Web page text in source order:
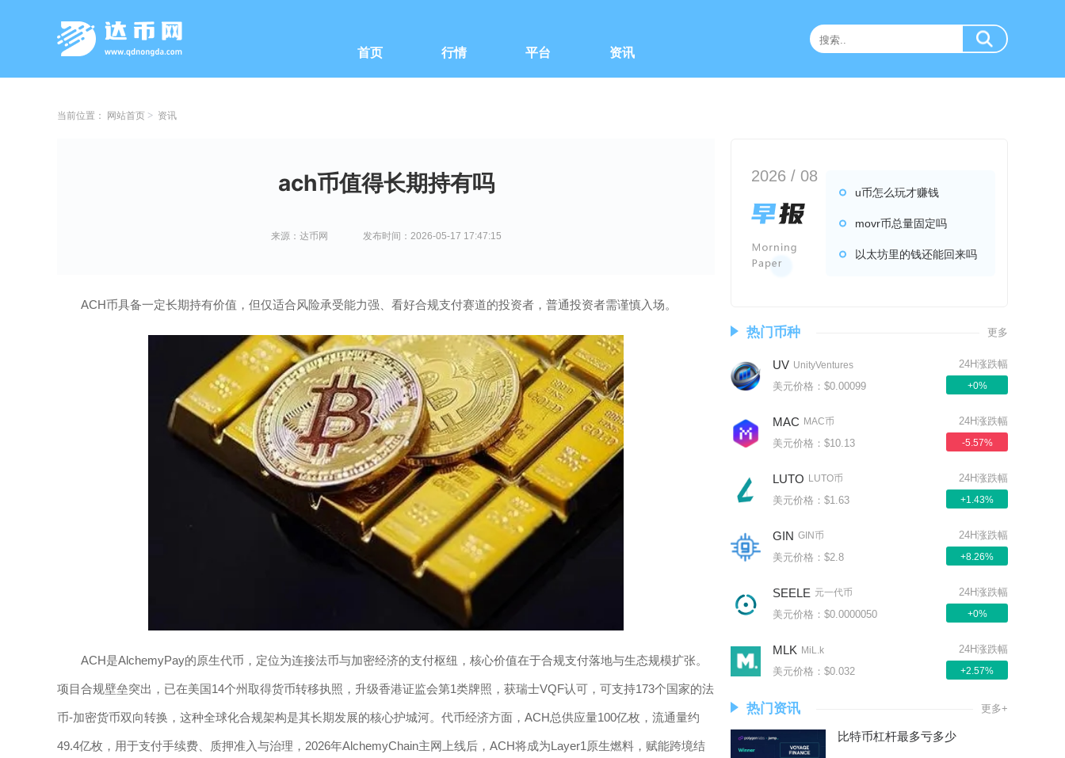
首页 行情 平台 资讯
当前位置： 网站首页 资讯
ach币值得长期持有吗
来源：达币网 发布时间：2026-05-17 17:47:15
ACH币具备一定长期持有价值，但仅适合风险承受能力强、看好合规支付赛道的投资者，普通投资者需谨慎入场。
ACH是AlchemyPay的原生代币，定位为连接法币与加密经济的支付枢纽，核心价值在于合规支付落地与生态规模扩张。
项目合规壁垒突出，已在美国14个州取得货币转移执照，升级香港证监会第1类牌照，获瑞士VQF认可，可支持173个国家的法
币-加密货币双向转换，这种全球化合规架构是其长期发展的核心护城河。代币经济方面，ACH总供应量100亿枚，流通量约
49.4亿枚，用于支付手续费、质押准入与治理，2026年AlchemyChain主网上线后，ACH将成为Layer1原生燃料，赋能跨境结
2026 / 08
u币怎么玩才赚钱
movr币总量固定吗
以太坊里的钱还能回来吗
热门币种 更多
UV UnityVentures
美元价格：$0.00099
24H涨跌幅
+0%
MAC MAC币
美元价格：$10.13
24H涨跌幅
-5.57%
LUTO LUTO币
美元价格：$1.63
24H涨跌幅
+1.43%
GIN GIN币
美元价格：$2.8
24H涨跌幅
+8.26%
SEELE 元一代币
美元价格：$0.0000050
24H涨跌幅
+0%
MLK MiL.k
美元价格：$0.032
24H涨跌幅
+2.57%
热门资讯 更多+
比特币杠杆最多亏多少